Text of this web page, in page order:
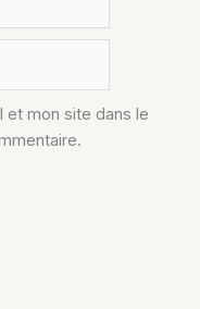
et mon site dans le